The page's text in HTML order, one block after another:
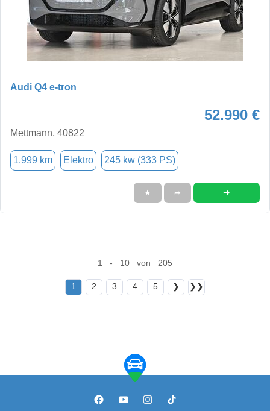
Audi Q4 e-tron
52.990 €
Mettmann, 40822
1.999 km Elektro 245 kw (333 PS)
★ ➦ ➜
1 - 10 von 205
1 2 3 4 5 ❯ ❯❯